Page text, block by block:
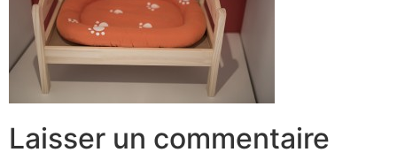
Laisser un commentaire